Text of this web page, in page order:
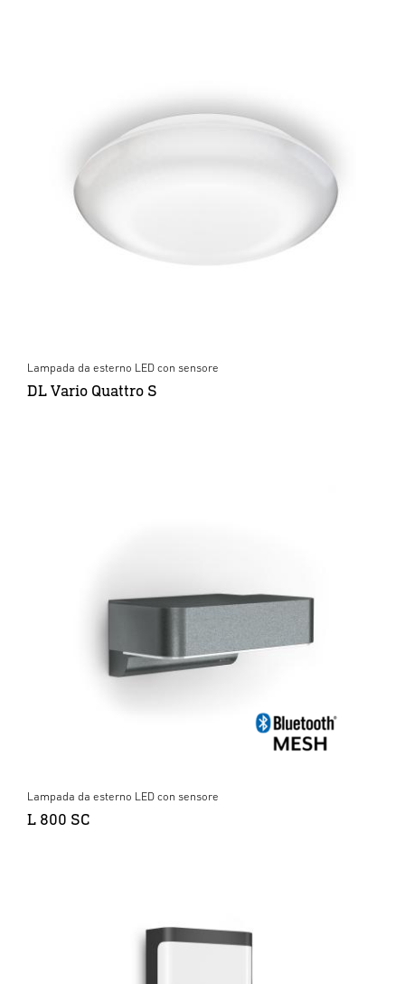
Lampada da esterno LED con sensore
DL Vario Quattro S
Lampada da esterno LED con sensore
L 800 SC